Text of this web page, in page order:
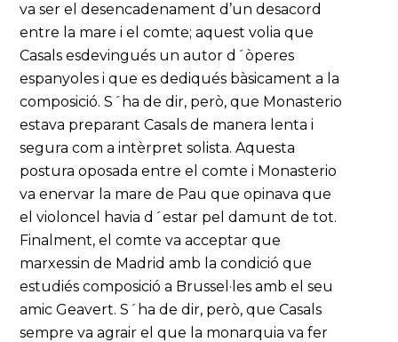
va ser el desencadenament d’un desacord
entre la mare i el comte; aquest volia que
Casals esdevingués un autor d´òperes
espanyoles i que es dediqués bàsicament a la
composició. S´ha de dir, però, que Monasterio
estava preparant Casals de manera lenta i
segura com a intèrpret solista. Aquesta
postura oposada entre el comte i Monasterio
va enervar la mare de Pau que opinava que
el violoncel havia d´estar pel damunt de tot.
Finalment, el comte va acceptar que
marxessin de Madrid amb la condició que
estudiés composició a Brussel·les amb el seu
amic Geavert. S´ha de dir, però, que Casals
sempre va agrair el que la monarquia va fer